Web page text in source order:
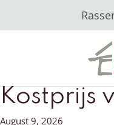
Kostprijs
August 9, 2026